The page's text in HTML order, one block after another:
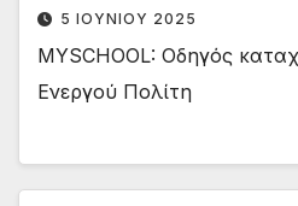
5 ΙΟΥΝΊΟΥ 2025
MYSCHOOL: Οδηγός
Ενεργού Πολίτη